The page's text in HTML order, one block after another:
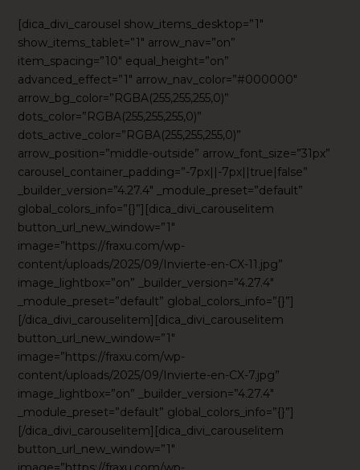
[dica_divi_carousel show_items_desktop=”1″
show_items_tablet=”1″ arrow_nav=”on”
item_spacing=”10″ equal_height=”on”
advanced_effect=”1″ arrow_nav_color=”#000000″
arrow_bg_color=”RGBA(255,255,255,0)”
dots_color=”RGBA(255,255,255,0)”
dots_active_color=”RGBA(255,255,255,0)”
arrow_position=”middle-outside” arrow_font_size=”31px”
carousel_container_padding=”-7px||-7px||true|false”
_builder_version=”4.27.4″ _module_preset=”default”
global_colors_info=”{}”][dica_divi_carouselitem
button_url_new_window=”1″
image=”https://fraxu.com/wp-
content/uploads/2025/09/Invierte-en-CX-11.jpg”
image_lightbox=”on” _builder_version=”4.27.4″
_module_preset=”default” global_colors_info=”{}”]
[/dica_divi_carouselitem][dica_divi_carouselitem
button_url_new_window=”1″
image=”https://fraxu.com/wp-
content/uploads/2025/09/Invierte-en-CX-7.jpg”
image_lightbox=”on” _builder_version=”4.27.4″
_module_preset=”default” global_colors_info=”{}”]
[/dica_divi_carouselitem][dica_divi_carouselitem
button_url_new_window=”1″